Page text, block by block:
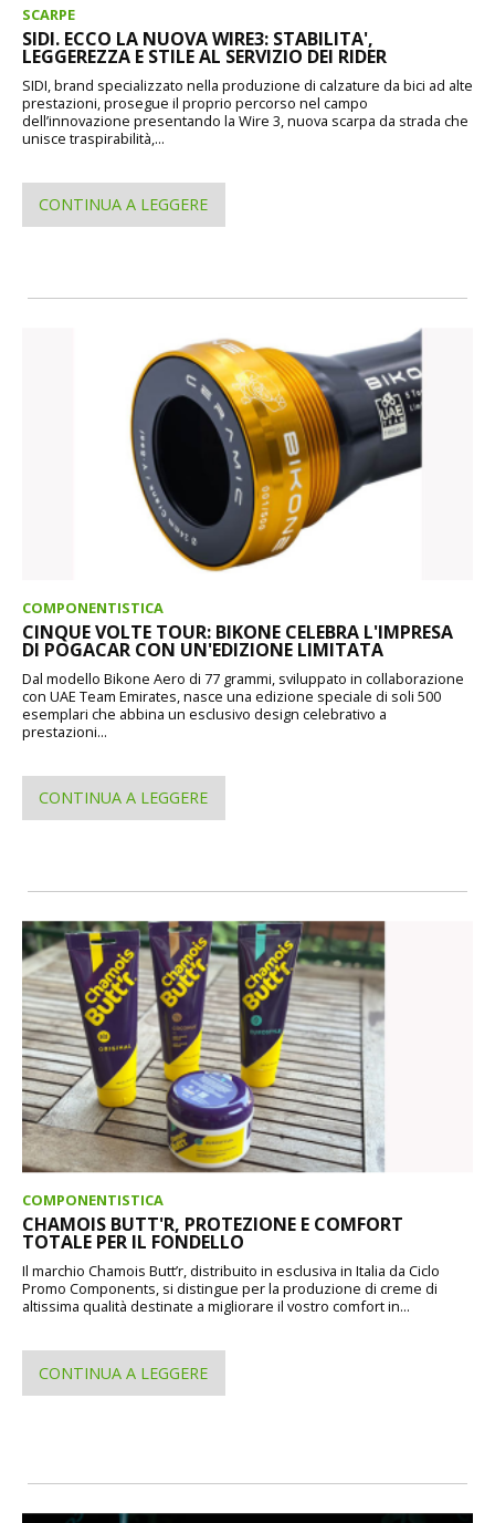
SCARPE
SIDI. ECCO LA NUOVA WIRE3: STABILITA',
LEGGEREZZA E STILE AL SERVIZIO DEI RIDER
SIDI, brand specializzato nella produzione di calzature da bici ad alte
prestazioni, prosegue il proprio percorso nel campo
dell’innovazione presentando la Wire 3, nuova scarpa da strada che
unisce traspirabilità,...
CONTINUA A LEGGERE
COMPONENTISTICA
CINQUE VOLTE TOUR: BIKONE CELEBRA L'IMPRESA
DI POGACAR CON UN'EDIZIONE LIMITATA
Dal modello Bikone Aero di 77 grammi, sviluppato in collaborazione
con UAE Team Emirates, nasce una edizione speciale di soli 500
esemplari che abbina un esclusivo design celebrativo a
prestazioni...
CONTINUA A LEGGERE
COMPONENTISTICA
CHAMOIS BUTT'R, PROTEZIONE E COMFORT
TOTALE PER IL FONDELLO
Il marchio Chamois Butt’r, distribuito in esclusiva in Italia da Ciclo
Promo Components, si distingue per la produzione di creme di
altissima qualità destinate a migliorare il vostro comfort in...
CONTINUA A LEGGERE